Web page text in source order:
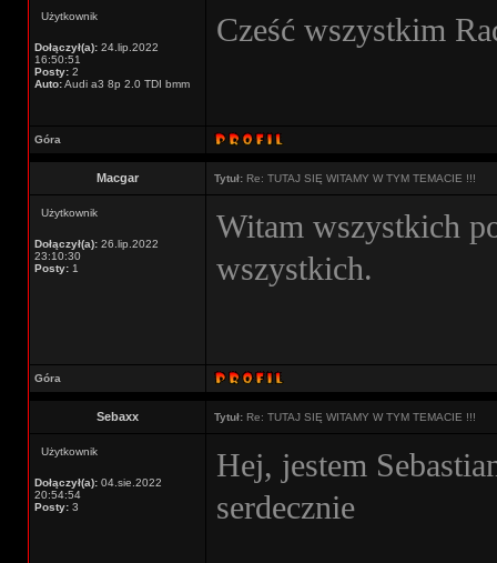
Użytkownik
Dołączył(a): 24.lip.2022
16:50:51
Posty: 2
Auto:Audi a3 8p 2.0 TDI bmm
Cześć wszystkim
Góra
Macgar Tytuł: Re: TUTAJ SIĘ WITAMY W TYM TEMACIE !!!
Użytkownik
Dołączył(a): 26.lip.2022
23:10:30
Posty: 1
Witam wszystkich
wszystkich.
Góra
Sebaxx Tytuł: Re: TUTAJ SIĘ WITAMY W TYM TEMACIE !!!
Użytkownik
Dołączył(a): 04.sie.2022
20:54:54
Posty: 3
Hej, jestem
serdecznie